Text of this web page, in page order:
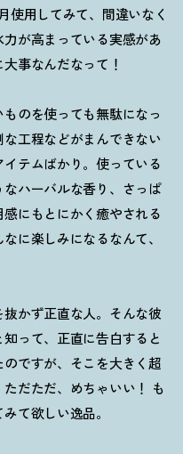
使用してみて、間違いなく
が高まっている実感があ
事なんだなって ！
のを使っても無駄になっ
工程などがまんできない
テムばかり。使っている
ハーバルな香り、さっぱ
にもとにかく癒やされる
に楽しみになるなんて、
かず正直な人。そんな彼
って、正直に告白すると
ですが、そこを大きく超
だただ、めちゃいい ！ も
て欲しい逸品。